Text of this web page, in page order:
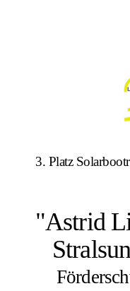
3. Platz
"Astrid